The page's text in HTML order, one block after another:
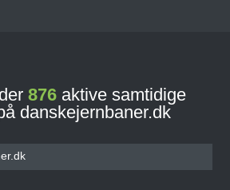
876aktive samtidige
danskejernbaner.dk